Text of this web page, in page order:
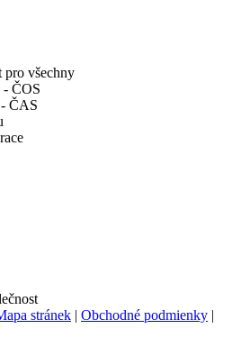
pro všechny
- ČOS
ČAS
stránek | Obchodné podmienky |